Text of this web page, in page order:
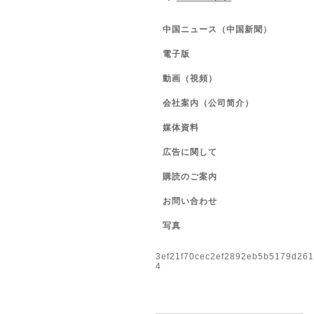
中国ニュース（中国新聞）
電子版
動画（視頻）
会社案内（公司简介）
媒体資料
広告に関して
購読のご案内
お問い合わせ
写真
4